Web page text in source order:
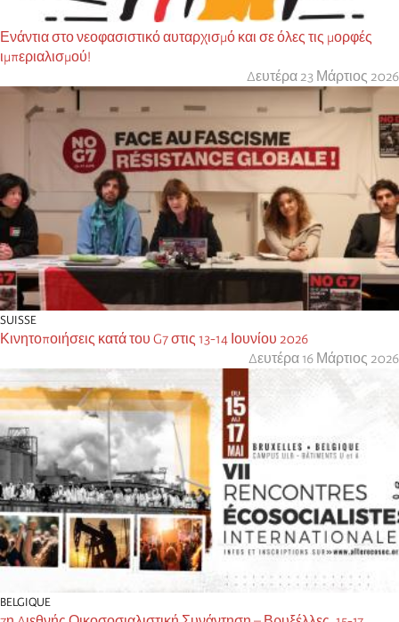
Ενάντια στο νεοφασιστικό αυταρχισμό και σε όλες τις μορφές
ιμπεριαλισμού!
Δευτέρα 23 Μάρτιος 2026
SUISSE
Κινητοποιήσεις κατά του G7 στις 13-14 Ιουνίου 2026
Δευτέρα 16 Μάρτιος 2026
BELGIQUE